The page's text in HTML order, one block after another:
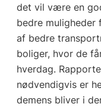
det vil være en
bedre
af bedre
boliger, hvor de
hverdag.
nødvendigvis er
demens bliver i